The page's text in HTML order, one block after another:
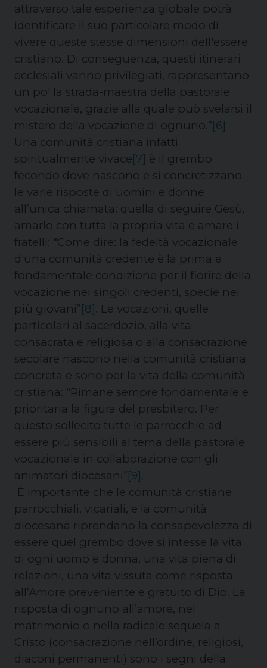
attraverso tale esperienza globale potrà
identificare il suo particolare modo di
vivere queste stesse dimensioni dell'essere
cristiano. Di conseguenza, questi itinerari
ecclesiali vanno privilegiati, rappresentano
un po' la strada-maestra della pastorale
vocazionale, grazie alla quale può svelarsi il
mistero della vocazione di ognuno.”[6]
Una comunità cristiana infatti
spiritualmente vivace[7] è il grembo
fecondo dove nascono e si concretizzano
le varie risposte di uomini e donne
all’unica chiamata: quella di seguire Gesù,
amarlo con tutta la propria vita e amare i
fratelli: “Come dire: la fedeltà vocazionale
d'una comunità credente è la prima e
fondamentale condizione per il fiorire della
vocazione nei singoli credenti, specie nei
più giovani”[8] . Le vocazioni, quelle
particolari al sacerdozio, alla vita
consacrata e religiosa o alla consacrazione
secolare nascono nella comunità cristiana
concreta e sono per la vita della comunità
cristiana: “Rimane sempre fondamentale e
prioritaria la figura del presbitero. Per
questo sollecito tutte le parrocchie ad
essere più sensibili al tema della pastorale
vocazionale in collaborazione con gli
animatori diocesani”[9]
È importante che le comunità cristiane
parrocchiali, vicariali, e la comunità
diocesana riprendano la consapevolezza di
essere quel grembo dove si intesse la vita
di ogni uomo e donna, una vita piena di
relazioni, una vita vissuta come risposta
all’Amore preveniente e gratuito di Dio. La
risposta di ognuno all’amore, nel
matrimonio o nella radicale sequela a
Cristo (consacrazione nell’ordine, religiosi,
diaconi permanenti) sono i segni della